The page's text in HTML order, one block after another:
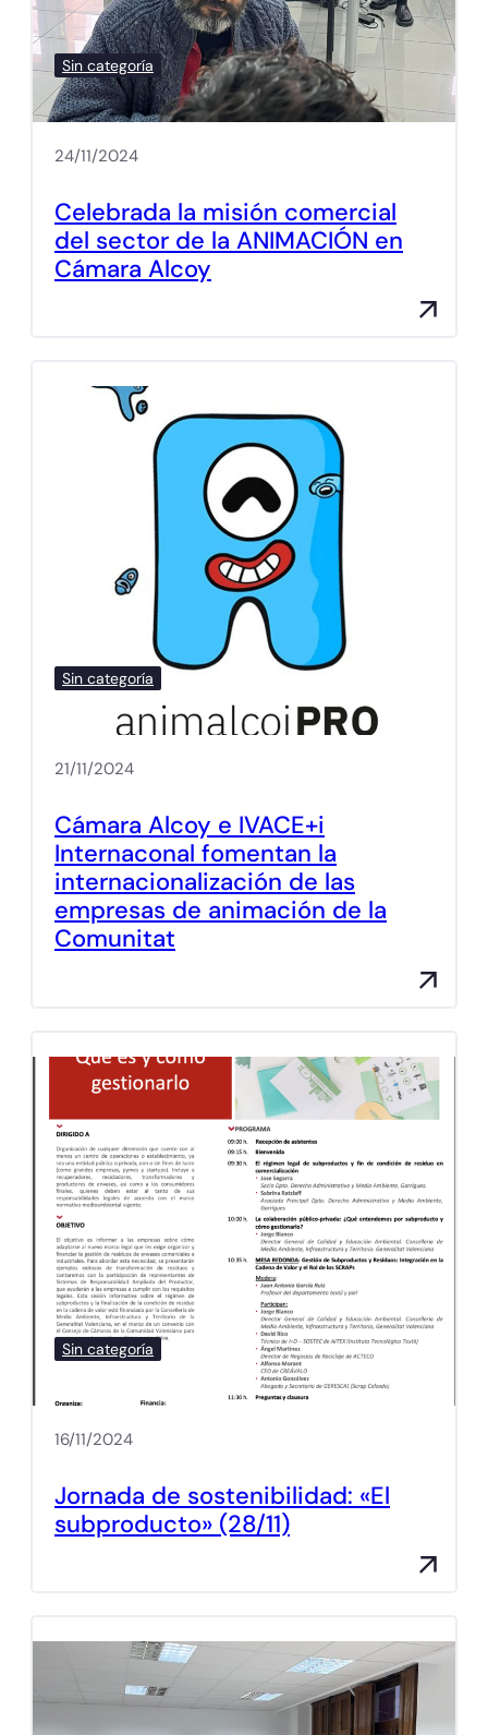
Sin categoría
24/11/2024
Celebrada la misión comercial
del sector de la ANIMACIÓN en
Cámara Alcoy
Sin categoría
21/11/2024
Cámara Alcoy e IVACE+i
Internaconal fomentan la
internacionalización de las
empresas de animación de la
Comunitat
Sin categoría
16/11/2024
Jornada de sostenibilidad: «El
subproducto» (28/11)